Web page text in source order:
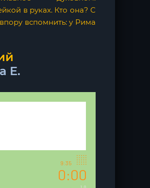
в руках. Кто она? С
вспомнить: у Рима
Е.
0:00
9:35